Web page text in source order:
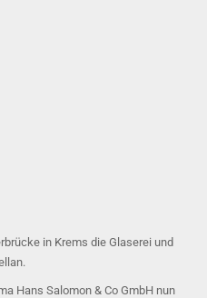
in Krems die Glaserei und
Hans Salomon & Co GmbH nun